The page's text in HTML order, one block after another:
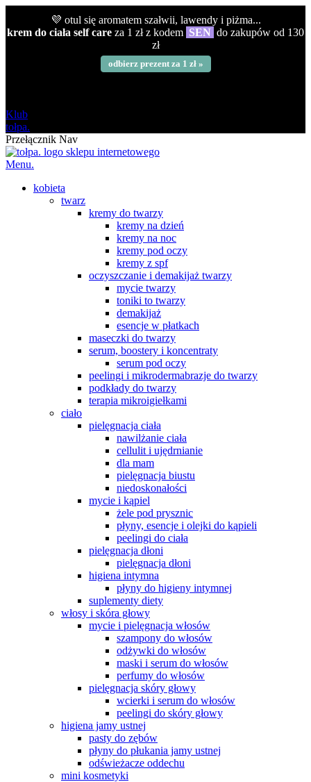
💜 otul się aromatem szałwii, lawendy i piżma...
krem do ciała self care za 1 zł z kodem SEN do zakupów od 130
zł
odbierz prezent za 1 zł »
Klub
tołpa.
Przełącznik Nav
Menu.
kobieta
twarz
kremy do twarzy
kremy na dzień
kremy na noc
kremy pod oczy
kremy z spf
oczyszczanie i demakijaż twarzy
mycie twarzy
toniki to twarzy
demakijaż
esencje w płatkach
maseczki do twarzy
serum, boostery i koncentraty
serum pod oczy
peelingi i mikrodermabrazje do twarzy
podkłady do twarzy
terapia mikroigiełkami
ciało
pielęgnacja ciała
nawilżanie ciała
cellulit i ujędrnianie
dla mam
pielęgnacja biustu
niedoskonałości
mycie i kąpiel
żele pod prysznic
płyny, esencje i olejki do kąpieli
peelingi do ciała
pielęgnacja dłoni
pielęgnacja dłoni
higiena intymna
płyny do higieny intymnej
suplementy diety
włosy i skóra głowy
mycie i pielęgnacja włosów
szampony do włosów
odżywki do włosów
maski i serum do włosów
perfumy do włosów
pielęgnacja skóry głowy
wcierki i serum do włosów
peelingi do skóry głowy
higiena jamy ustnej
pasty do zębów
płyny do płukania jamy ustnej
odświeżacze oddechu
mini kosmetyki